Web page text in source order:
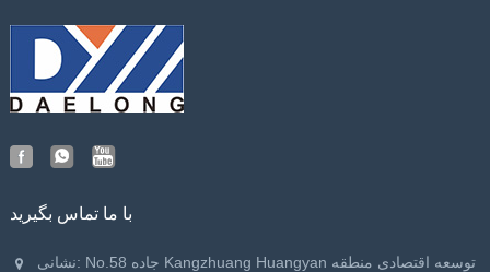
با ما تماس بگیرید
نشانی: No.58 جاده Kangzhuang Huangyan توسعه اقتصادی منطقه